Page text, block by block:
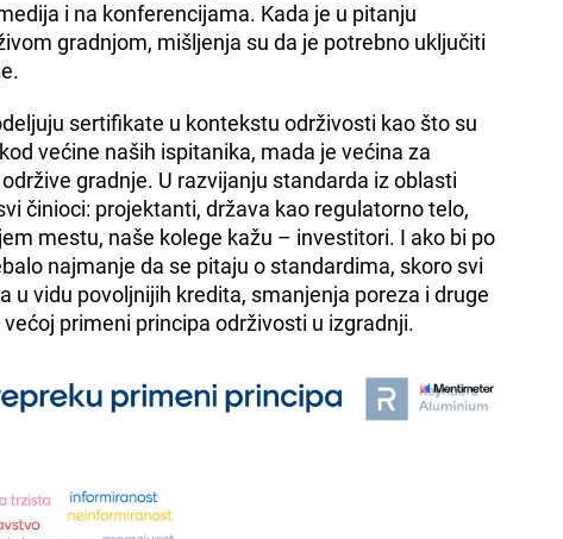
i na konferencijama. Kada je u pitanju
gradnjom, mišljenja su da je potrebno uključiti
sertifikate u kontekstu održivosti kao što su
većine naših ispitanika, mada je većina za
gradnje. U razvijanju standarda iz oblasti
činioci: projektanti, država kao regulatorno telo,
mestu, naše kolege kažu – investitori. I ako bi po
najmanje da se pitaju o standardima, skoro svi
u vidu povoljnijih kredita, smanjenja poreza i druge
primeni principa održivosti u izgradnji.